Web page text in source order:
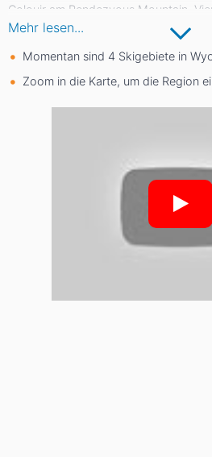
Mehr lesen...
Colouir am Rendezvous Mountain.
Wintersportler hier in eine Felsspalte
Skigebiet Wyomings ist vor allem für
Auch Snowy Range lohnt einen
inmitten des beeindruckenden
Momentan sind 4 Skigebiete in
Zoom in die Karte, um die Region